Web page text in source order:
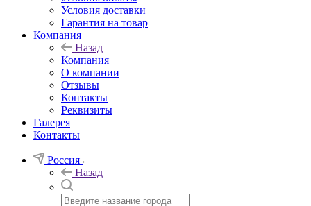
Условия доставки
Гарантия на товар
Компания
Назад
Компания
О компании
Отзывы
Контакты
Реквизиты
Галерея
Контакты
Россия
Назад